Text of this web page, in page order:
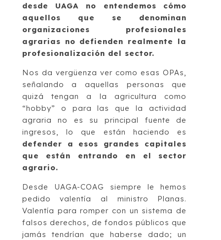
desde UAGA no entendemos cómo
aquellos que se denominan
organizaciones profesionales
agrarias no defienden realmente la
profesionalización del sector.
Nos da vergüenza ver como esas OPAs,
señalando a aquellas personas que
quizá tengan a la agricultura como
“hobby” o para las que la actividad
agraria no es su principal fuente de
ingresos, lo que están haciendo es
defender a esos grandes capitales
que están entrando en el sector
agrario.
Desde UAGA-COAG siempre le hemos
pedido valentía al ministro Planas.
Valentía para romper con un sistema de
falsos derechos, de fondos públicos que
jamás tendrían que haberse dado; un